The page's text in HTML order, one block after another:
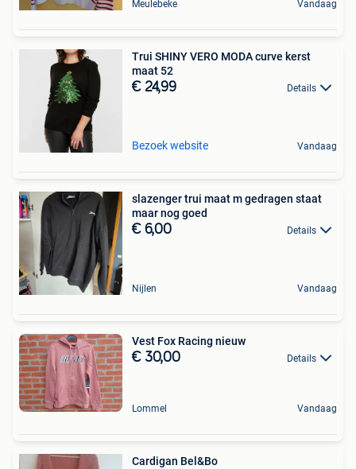
Meulebeke Vandaag
Trui SHINY VERO MODA curve kerst
maat 52
€ 24,99 Details
Bezoek website Vandaag
slazenger trui maat m gedragen staat
maar nog goed
€ 6,00 Details
Nijlen Vandaag
Vest Fox Racing nieuw
€ 30,00 Details
Lommel Vandaag
Cardigan Bel&Bo